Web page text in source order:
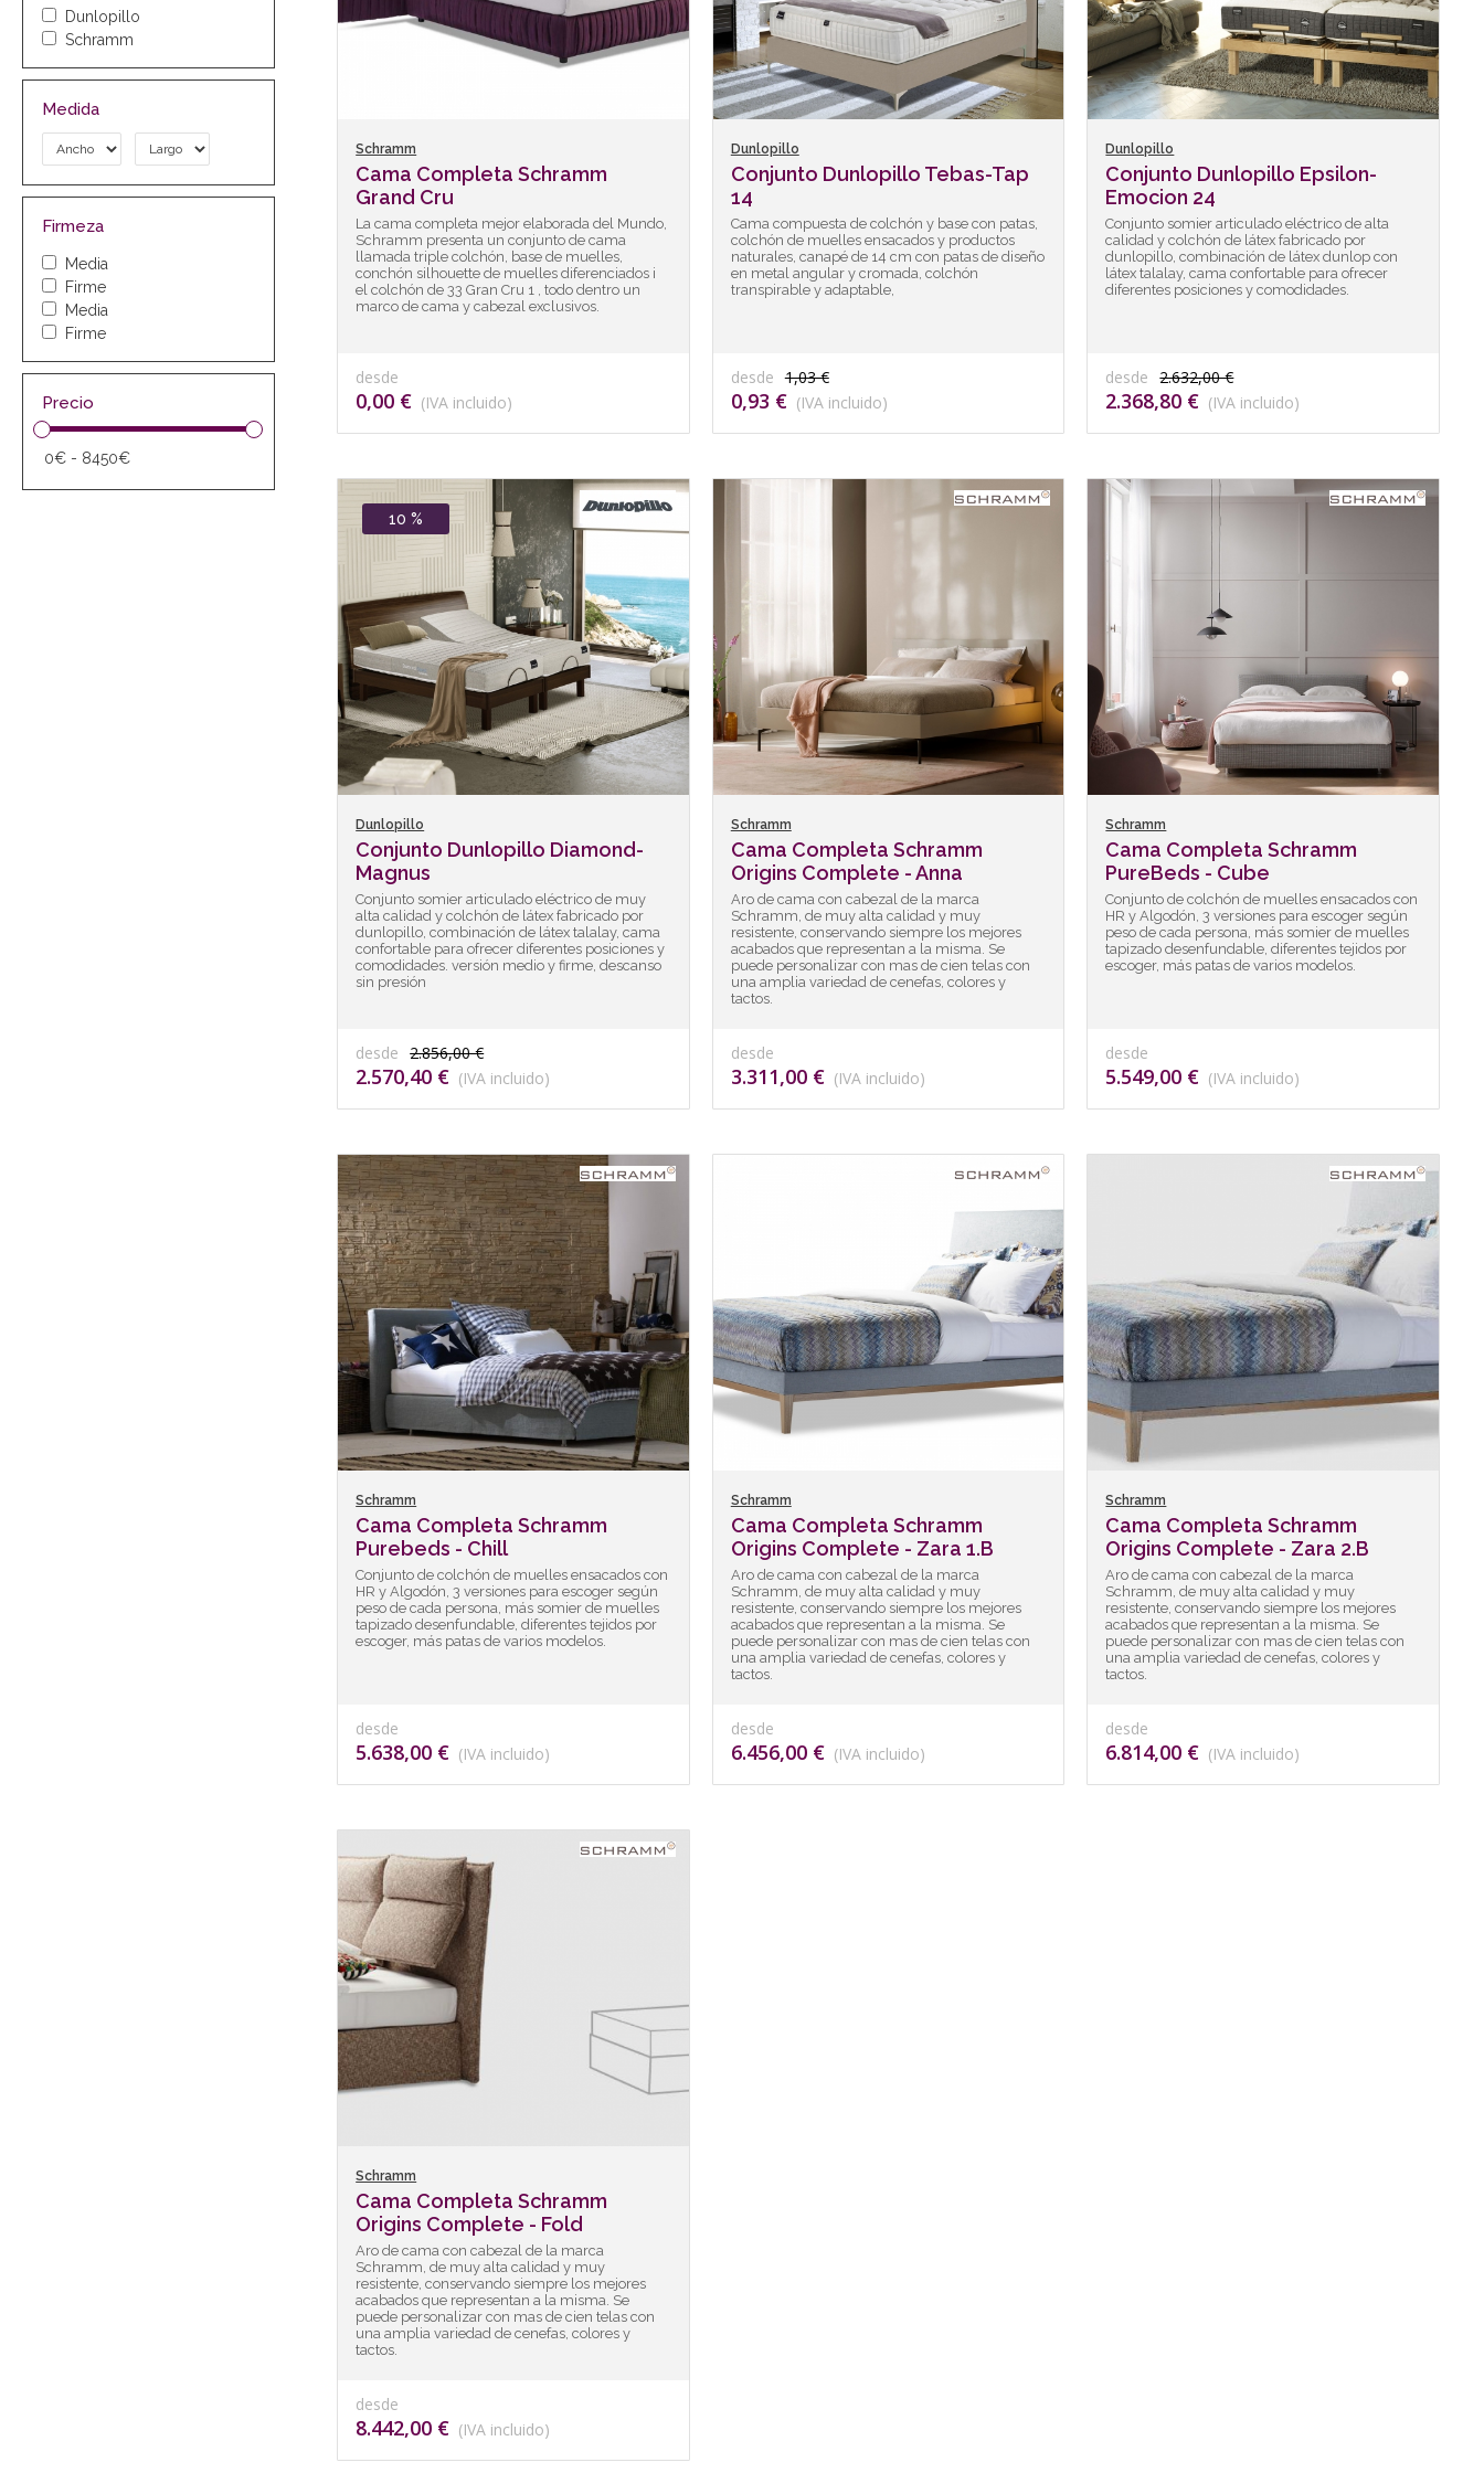
Dunlopillo
Schramm
Medida
Firmeza
Media
Firme
Media
Firme
Precio
Schramm
Cama Completa Schramm
Grand Cru
La cama completa mejor elaborada del Mundo,
Schramm presenta un conjunto de cama
llamada triple colchón, base de muelles,
conchón silhouette de muelles diferenciados i
el colchón de 33 Gran Cru 1 , todo dentro un
marco de cama y cabezal exclusivos.
desde
0,00 € (IVA incluido)
Dunlopillo
Conjunto Dunlopillo Tebas-Tap
14
Cama compuesta de colchón y base con patas,
colchón de muelles ensacados y productos
naturales, canapé de 14 cm con patas de diseño
en metal angular y cromada, colchón
transpirable y adaptable,
desde 1,03 €
0,93 €(IVA incluido)
Dunlopillo
Conjunto Dunlopillo Epsilon-
Emocion 24
Conjunto somier articulado eléctrico de alta
calidad y colchón de látex fabricado por
dunlopillo, combinación de látex dunlop con
látex talalay, cama confortable para ofrecer
diferentes posiciones y comodidades.
desde 2.632,00 €
2.368,80 € (IVA incluido)
10 %
Dunlopillo
Conjunto Dunlopillo Diamond-
Magnus
Conjunto somier articulado eléctrico de muy
alta calidad y colchón de látex fabricado por
dunlopillo, combinación de látex talalay, cama
confortable para ofrecer diferentes posiciones y
comodidades. versión medio y firme, descanso
sin presión
desde 2.856,00 €
2.570,40 € (IVA incluido)
Schramm
Cama Completa Schramm
Origins Complete - Anna
Aro de cama con cabezal de la marca
Schramm, de muy alta calidad y muy
resistente, conservando siempre los mejores
acabados que representan a la misma. Se
puede personalizar con mas de cien telas con
una amplia variedad de cenefas, colores y
tactos.
desde
3.311,00 €(IVA incluido)
Schramm
Cama Completa Schramm
PureBeds - Cube
Conjunto de colchón de muelles ensacados con
HR y Algodón, 3 versiones para escoger según
peso de cada persona, más somier de muelles
tapizado desenfundable, diferentes tejidos por
escoger, más patas de varios modelos.
desde
5.549,00 € (IVA incluido)
Schramm
Cama Completa Schramm
Purebeds - Chill
Conjunto de colchón de muelles ensacados con
HR y Algodón, 3 versiones para escoger según
peso de cada persona, más somier de muelles
tapizado desenfundable, diferentes tejidos por
escoger, más patas de varios modelos.
desde
5.638,00 € (IVA incluido)
Schramm
Cama Completa Schramm
Origins Complete - Zara 1.B
Aro de cama con cabezal de la marca
Schramm, de muy alta calidad y muy
resistente, conservando siempre los mejores
acabados que representan a la misma. Se
puede personalizar con mas de cien telas con
una amplia variedad de cenefas, colores y
tactos.
desde
6.456,00 €(IVA incluido)
Schramm
Cama Completa Schramm
Origins Complete - Zara 2.B
Aro de cama con cabezal de la marca
Schramm, de muy alta calidad y muy
resistente, conservando siempre los mejores
acabados que representan a la misma. Se
puede personalizar con mas de cien telas con
una amplia variedad de cenefas, colores y
tactos.
desde
6.814,00 € (IVA incluido)
Schramm
Cama Completa Schramm
Origins Complete - Fold
Aro de cama con cabezal de la marca
Schramm, de muy alta calidad y muy
resistente, conservando siempre los mejores
acabados que representan a la misma. Se
puede personalizar con mas de cien telas con
una amplia variedad de cenefas, colores y
tactos.
desde
8.442,00 € (IVA incluido)